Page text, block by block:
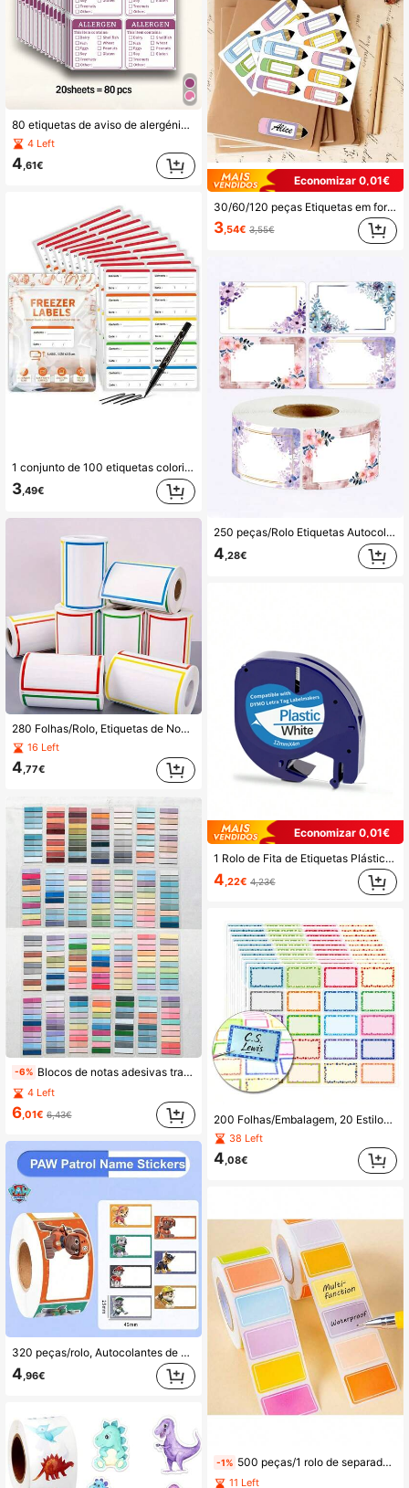
80 etiquetas de aviso de alergénios, etiquetas para embalagens de presentes e embalagens de alimentos, quadradas de 2 polegadas, tipos de alergénios personalizáveis, para café, restaurante, padaria, escritório e material escolar
4 Left
4 ,61€
1 conjunto de 100 etiquetas coloridas para frigorífico, autocolantes removíveis para armazenamento de alimentos, adequados para recipientes de comida, organização de refeições na cozinha, regresso às aulas, scrapbooking, autocolantes engraçados para portátil, Kindle e telemóvel
3,49€
280 Folhas/Rolo, Etiquetas de Nome Coloridas Sólidas, Autocolantes Não Adesivos, Extra Grandes Autocolantes para Escrita à Mão, Etiquetas de Preço, Notas de Cartão de Visita, Etiquetas de Nome Retangulares Coloridas, Adequadas para Escritório, Reunião, Escola e Material Escolar para Casa
16 Left
4,77€
-6% Blocos de notas adesivas transparentes em PET, 200/600/1000 unidades, estilo retrô neon, 28 cores, etiquetas reutilizáveis e escrevíveis, bordas recortadas (retangulares e de diversos formatos), ideais para livros, pastas e organização de escritório, perfeitos para casa e escola, ferramenta de organização | Etiquetas transparentes | Bloco de notas em tons pastel | Etiquetas transparentes para anotações, material escolar sem ácido, volta às aulas
4 Left
6,01€ 6,43€
320 peças/rolo, Autocolantes de Etiquetas com Nome PAW Patrol - Autocolantes de Nome para Escrever, Adequados para Copos com Palhinha, Embrulhos de Presente, Material Escolar e Regresso às Aulas. (Estilo Aleatório)
4 ,96€
Economizar 0,01€
30/60/120 peças Etiquetas em forma de lápis de cor - Etiquetas adesivas com nome de 1,18x3,54 polegadas com cores vibrantes, etiquetas adesivas duráveis para sala de aula, escritório e decoração de festa de volta às aulas, material escolar, organização de material de escritório, identificação de sala de aula e marcação de papelaria, material escolar | Design divertido | Etiquetas coloridas, etiquetas de sala de aula, adesivos coloridos e fofos, melhor escolha para presentes de volta às aulas
3,54€ 3,55€
250 peças/Rolo Etiquetas Autocolantes com Nome para Rotulagem de Cozinha, Material Escolar, Volta às Aulas
4,28€
Economizar 0,01€
1 Rolo de Fita de Etiquetas Plástica Preta sobre Branco 12 mm x 4 m, Compatível com Máquinas de Etiquetas Dymo LetraTag, Substituição para 91331 (91201 S0721660), Adequado para Impressoras de Etiquetas DYMO LetraTag LT-100H, LT-100T, LT-110T, Material Escolar
4 ,22€ 4,23€
200 Folhas/Embalagem, 20 Estilos de Autocolantes Coloridos com Nome em Bolhas, Organização de Sala de Aula, Etiquetas para Livros de Alunos, Etiquetas de Escritório, Suprimentos para Scrapbook de Atividades em Grupo, Suprimentos Escolares
38 Left
4 ,08€
-1% 500 peças/1 rolo de separadores de índice à prova de água com código de cores - etiquetas autocolantes vibrantes e duráveis para organizar, etiquetar e criar etiquetas de nome personalizadas, material escolar
11 Left